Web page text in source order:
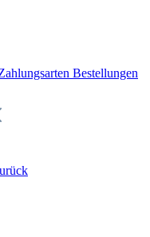
Bestellungen